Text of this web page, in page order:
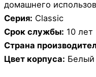
домашнего
Серия: Classic
Срок службы: 10 лет
Страна
Цвет корпуса: Белый